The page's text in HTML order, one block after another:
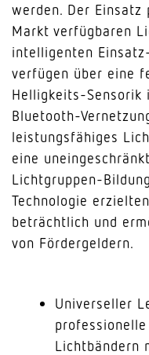
werden. Der
Markt verfügbaren
intelligenten
verfügen über eine
Helligkeits-Sensorik
Bluetooth-
leistungsfähiges
eine
Lichtgruppen-
Technologie
beträchtlich und
von Fördergeldern.
Universeller
Lichtbändern